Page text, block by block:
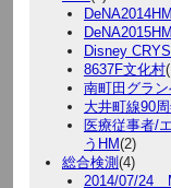
DeNA2014HM
DeNA2015HM
Disney
8637F文化村
南町田グラ
大井町線90
医療従事者/
うHM(2)
総合検測(4)
2014/07/24